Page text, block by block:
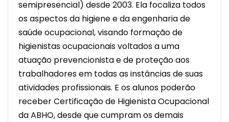
semipresencial) desde 2003. Ela focaliza todos
os aspectos da higiene e da engenharia de
saúde ocupacional, visando formação de
higienistas ocupacionais voltados a uma
atuação prevencionista e de proteção aos
trabalhadores em todas as instâncias de suas
atividades profissionais. E os alunos poderão
receber Certificação de Higienista Ocupacional
da ABHO, desde que cumpram os demais